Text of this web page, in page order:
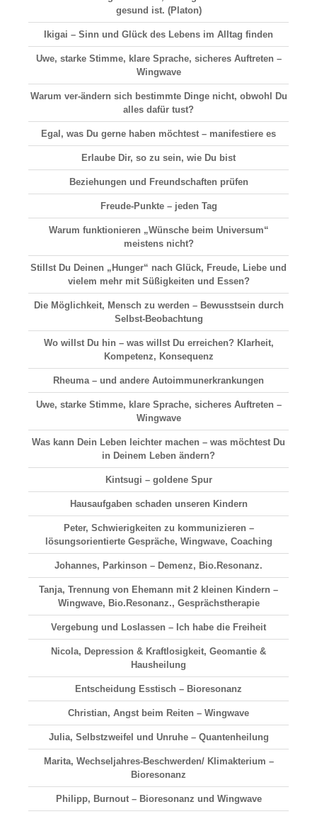
gesund ist. (Platon)
Ikigai – Sinn und Glück des Lebens im Alltag finden
Uwe, starke Stimme, klare Sprache, sicheres Auftreten –
Wingwave
Warum ver-ändern sich bestimmte Dinge nicht, obwohl Du
alles dafür tust?
Egal, was Du gerne haben möchtest – manifestiere es
Erlaube Dir, so zu sein, wie Du bist
Beziehungen und Freundschaften prüfen
Freude-Punkte – jeden Tag
Warum funktionieren „Wünsche beim Universum“
meistens nicht?
Stillst Du Deinen „Hunger“ nach Glück, Freude, Liebe und
vielem mehr mit Süßigkeiten und Essen?
Die Möglichkeit, Mensch zu werden – Bewusstsein durch
Selbst-Beobachtung
Wo willst Du hin – was willst Du erreichen? Klarheit,
Kompetenz, Konsequenz
Rheuma – und andere Autoimmunerkrankungen
Uwe, starke Stimme, klare Sprache, sicheres Auftreten –
Wingwave
Was kann Dein Leben leichter machen – was möchtest Du
in Deinem Leben ändern?
Kintsugi – goldene Spur
Hausaufgaben schaden unseren Kindern
Peter, Schwierigkeiten zu kommunizieren –
lösungsorientierte Gespräche, Wingwave, Coaching
Johannes, Parkinson – Demenz, Bio.Resonanz.
Tanja, Trennung von Ehemann mit 2 kleinen Kindern –
Wingwave, Bio.Resonanz., Gesprächstherapie
Vergebung und Loslassen – Ich habe die Freiheit
Nicola, Depression & Kraftlosigkeit, Geomantie &
Hausheilung
Entscheidung Esstisch – Bioresonanz
Christian, Angst beim Reiten – Wingwave
Julia, Selbstzweifel und Unruhe – Quantenheilung
Marita, Wechseljahres-Beschwerden/ Klimakterium –
Bioresonanz
Philipp, Burnout – Bioresonanz und Wingwave